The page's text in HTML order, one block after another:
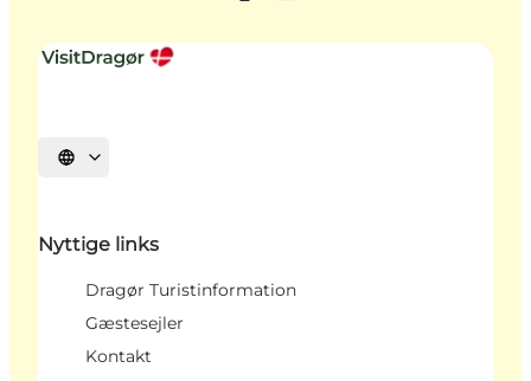
Vælg sprog
Nyttige links
Dragør Turistinformation
Gæstesejler
Kontakt